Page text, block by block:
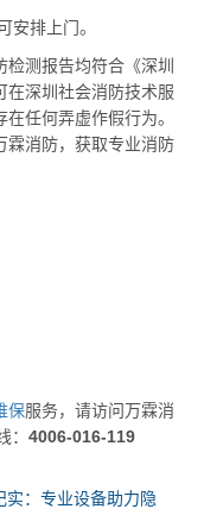
安排上门。
测报告均符合《深圳
在深圳社会消防技术服
任何弄虚作假行为。
霖消防，获取专业消防
保服务，请访问万霖消
： 4006-016-119
实：专业设备助力隐